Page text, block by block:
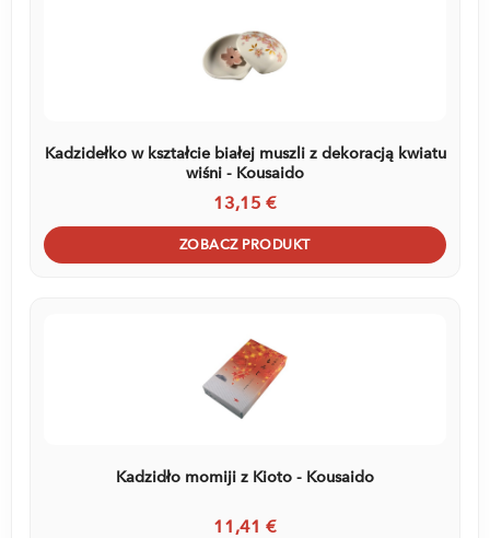
Kadzidełko w kształcie białej muszli z dekoracją kwiatu
wiśni - Kousaido
13,15 €
ZOBACZ PRODUKT
Kadzidło momiji z Kioto - Kousaido
11,41 €